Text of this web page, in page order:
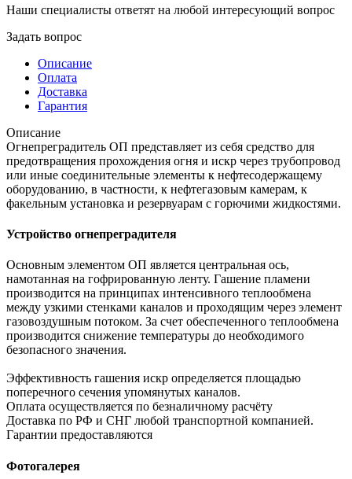
Наши специалисты ответят на любой интересующий вопрос
Задать вопрос
Описание
Оплата
Доставка
Гарантия
Описание
Огнепреградитель ОП представляет из себя средство для
предотвращения прохождения огня и искр через трубопровод
или иные соединительные элементы к нефтесодержащему
оборудованию, в частности, к нефтегазовым камерам, к
факельным установка и резервуарам с горючими жидкостями.
Устройство огнепреградителя
Основным элементом ОП является центральная ось,
намотанная на гофрированную ленту. Гашение пламени
производится на принципах интенсивного теплообмена
между узкими стенками каналов и проходящим через элемент
газовоздушным потоком. За счет обеспеченного теплообмена
производится снижение температуры до необходимого
безопасного значения.
Эффективность гашения искр определяется площадью
поперечного сечения упомянутых каналов.
Оплата осуществляется по безналичному расчёту
Доставка по РФ и СНГ любой транспортной компанией.
Гарантии предоставляются
Фотогалерея